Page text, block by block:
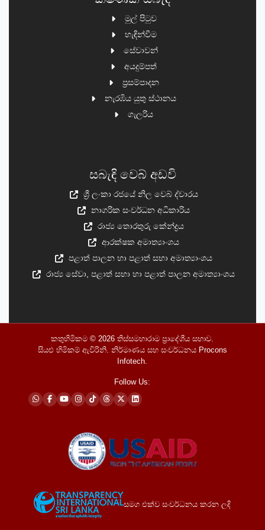
මුල් පිටුව
හැඳින්වීම
සේවාවන්
අයදුම්පත්
ප්‍රසම්පාදන
නැරඹිය යුතු ස්ථානය
ගැලරිය
සබැඳි වෙබ් අඩවි
ශ්‍රී ලංකා රජයේ නිල වෙබ් ද්වාරය
නාගරික සංවර්ධන අධිකාරිය
රාජ්‍ය තොරතුරු කේන්ද්‍රය
ආරක්ෂක අමාත්‍යාංශය
පළාත් පාලන හා පළාත් සභා අමාත්‍යාංශය
රාජ්‍ය සේවා, පළාත් සභා හා පළාත් පාලන අමාත්‍යාංශය
කතුහිමිකම © 2026තිස්සමහාරාම ප්‍රාදේශීය සභාව
සියළු හිමිකම් ඇවිරිනි. නිර්මාණය සහ සංවර්ධනය Procons
Infotech
Follow Us:
සමග එක්ව සංවර්ධනය කරන ලදි